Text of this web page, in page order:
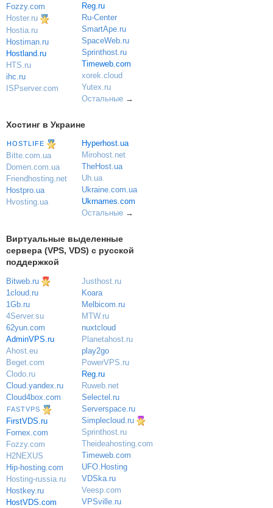
Fozzy.com
Hoster.ru
Hostia.ru
Hostiman.ru
Hostland.ru
HTS.ru
ihc.ru
ISPserver.com
Reg.ru
Ru-Center
SmartApe.ru
SpaceWeb.ru
Sprinthost.ru
Timeweb.com
xorek.cloud
Yutex.ru
Остальные→
Хостинг в Украине
HOSTLIFE
Bitte.com.ua
Domen.com.ua
Friendhosting.net
Hostpro.ua
Hvosting.ua
Hyperhost.ua
Mirohost.net
TheHost.ua
Uh.ua
Ukraine.com.ua
Ukrnames.com
Остальные→
Виртуальные выделенные
сервера (VPS, VDS) с русской
поддержкой
Bitweb.ru
1cloud.ru
1Gb.ru
4Server.su
62yun.com
AdminVPS.ru
Ahost.eu
Beget.com
Clodo.ru
Cloud.yandex.ru
Cloud4box.com
FASTVPS
FirstVDS.ru
Fornex.com
Fozzy.com
H2NEXUS
Hip-hosting.com
Hosting-russia.ru
Hostkey.ru
HostVDS.com
Justhost.ru
Koara
Melbicom.ru
MTW.ru
nuxtcloud
Planetahost.ru
play2go
PowerVPS.ru
Reg.ru
Ruweb.net
Selectel.ru
Serverspace.ru
Simplecloud.ru
Sprinthost.ru
Theideahosting.com
Timeweb.com
UFO.Hosting
VDSka.ru
Veesp.com
VPSville.ru